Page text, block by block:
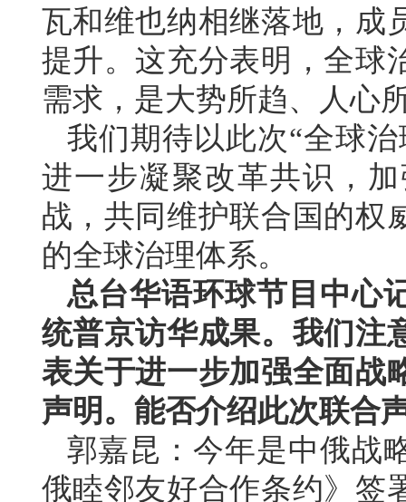
瓦和维也纳相继落地，成
提升。这充分表明，全球
需求，是大势所趋、人心
我们期待以此次“全球
进一步凝聚改革共识，
战，共同维护联合国的权
的全球治理体系。
总台华语环球节目中心
统普京访华成果。我们注
表关于进一步加强全面战
声明。能否介绍此次联合
郭嘉昆：今年是中俄战
俄睦邻友好合作条约》签